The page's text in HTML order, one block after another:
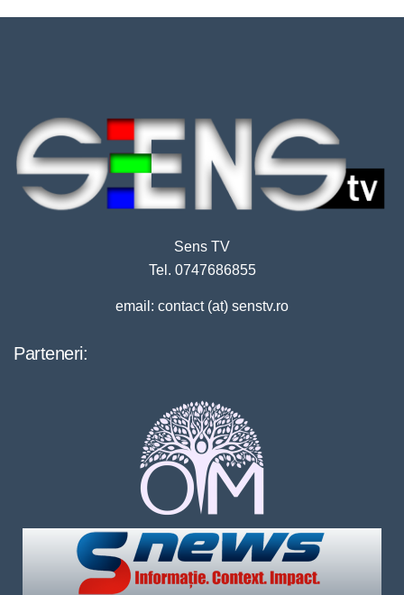
Sens TV
Tel. 0747686855
email: contact (at) senstv.ro
Parteneri: